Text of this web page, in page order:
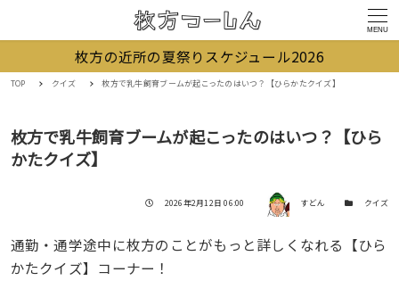
MENU
枚方の近所の夏祭りスケジュール2026
TOP クイズ 枚方で乳牛飼育ブームが起こったのはいつ？【ひらかたクイズ】
枚方で乳牛飼育ブームが起こったのはいつ？【ひら
かたクイズ】
投稿日
2026年2月12日 06:00 著者 すどん カテゴリー
クイズ
通勤・通学途中に枚方のことがもっと詳しくなれる【ひら
かたクイズ】コーナー！